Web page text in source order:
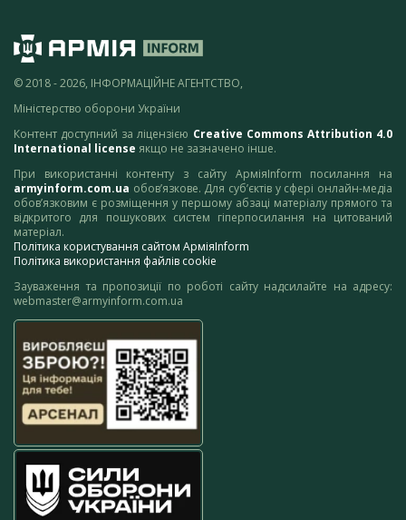
© 2018 - 2026, ІНФОРМАЦІЙНЕ АГЕНТСТВО,
Міністерство оборони України
Контент доступний за ліцензією Creative Commons Attribution 4.0
International license якщо не зазначено інше.
При використанні контенту з сайту АрміяInform посилання на
armyinform.com.ua обов’язкове. Для суб’єктів у сфері онлайн-медіа
обов’язковим є розміщення у першому абзаці матеріалу прямого та
відкритого для пошукових систем гіперпосилання на цитований
матеріал.
Політика користування сайтом АрміяInform
Політика використання файлів cookie
Зауваження та пропозиції по роботі сайту надсилайте на адресу:
webmaster@armyinform.com.ua